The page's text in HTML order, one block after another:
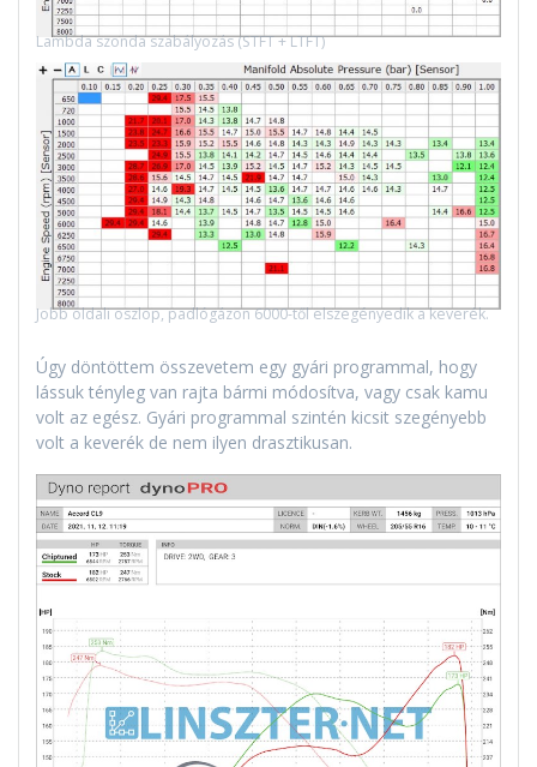
Lambda szonda szabályozás (STFT + LTFT)
Jobb oldali oszlop, padlógázon 6000-től elszegényedik a keverék.
Úgy döntöttem összevetem egy gyári programmal, hogy
lássuk tényleg van rajta bármi módosítva, vagy csak kamu
volt az egész. Gyári programmal szintén kicsit szegényebb
volt a keverék de nem ilyen drasztikusan.